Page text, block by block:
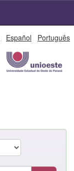
Español Português